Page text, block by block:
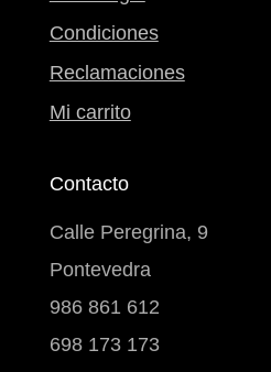
Condiciones
Reclamaciones
Mi carrito
Contacto
Calle Peregrina, 9
Pontevedra
986 861 612
698 173 173